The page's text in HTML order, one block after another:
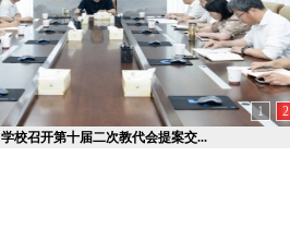
1
2
我校气排球代表队在第六届全省高...